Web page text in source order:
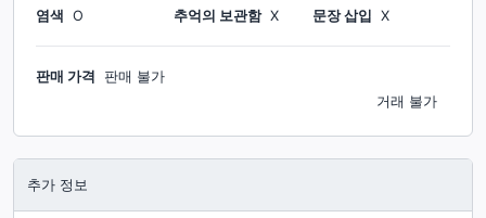
염색
O 추억의 보관함 X 문장 삽입 X
판매 가격
판매 불가
거래 불가
추가 정보